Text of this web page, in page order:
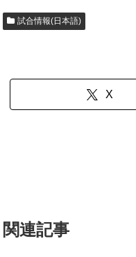
試合情報(日本語)
X
関連記事